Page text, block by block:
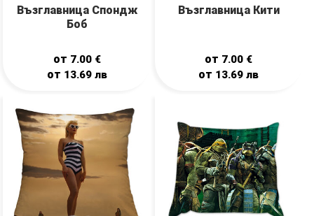
Възглавница Спондж
Боб
от 7.00 €
от 13.69 лв
Възглавница Кити
от 7.00 €
от 13.69лв